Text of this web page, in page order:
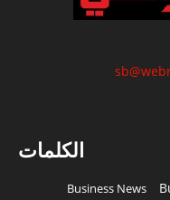
الكلمات
Business News